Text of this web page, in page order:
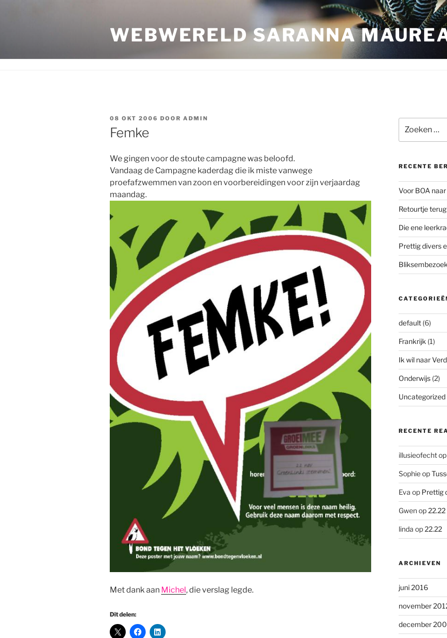
WEBWERELD SARANNA
GEPLAATST
OP
08 OKT 2006 DOOR ADMIN
Femke
We gingen voor de stoute campagne was beloofd.
Vandaag de Campagne kaderdag die ik miste vanwege
proefafzwemmen van zoon en voorbereidingen voor zijn verjaardag
maandag.
Met dank aan Michel, die verslag legde.
Dit delen:
naar:
RECENTE
Voor BOA
Retourtje
Die ene
Prettig divers
default(6)
Frankrijk (1)
Ik wil naar
Onderwijs(2)
Uncategorized
RECENTE
illusieofechtop
Sophieop
Eva op Prettig
Gwenop22.22
linda op22.22
ARCHIEVEN
juni 2016
november
december